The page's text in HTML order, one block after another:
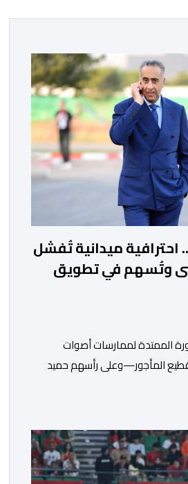
احترافية ميدانية تُفشل
وتُسهم في تطويق
الممتدة لممارسات أصوات
المأجور—وعلى رأسهم حميد
الجنائي، عبر الاستغلال المقيت
وتوظيف انفعالاتهم
استقرار الوطن. وجاء بوح “أبو